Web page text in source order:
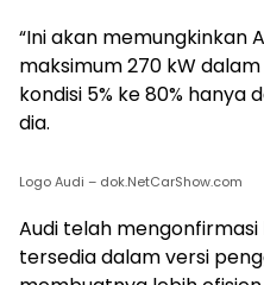
“Ini akan memungkinkan
maksimum 270 kW
kondisi 5% ke 80% hanya
dia.
Logo Audi – dok.NetCarShow.com
Audi telah
tersedia dalam versi